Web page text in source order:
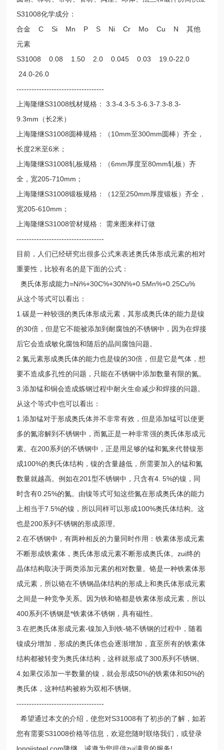
S31008化学成分：
合金 C Si Mn P S Ni Cr Mo Cu N 其他
元素
S31008 0.08 1.50 2.0 0.045 0.03 19.0-22.0
24.0-26.0
-----------------------------------
上海隆继S31008线材规格： 3.3-4.3-5.3-6.3-7.3-8.3-
9.3mm（长2米）
上海隆继S31008圆棒规格：（10mm至300mm圆棒）齐全，
长度2米至6米；
上海隆继S31008轧板规格：（6mm厚度至80mm轧板）齐
全，宽205-710mm；
上海隆继S31008锻板规格：（12至250mm厚度锻板）齐全，
宽205-610mm；
上海隆继S31008管材规格： 需来图来样订做
-----------------------------------
目前，人们已经研究出很多公式来表述奥氏体形成元素的相对
重要性，比较有名的是下面的公式：
奥氏体形成能力=Ni%+30C%+30N%+0.5Mn%+0.25Cu%
从这个等式可以看出：
1.碳是一种较强的奥氏体形成元素，其形成奥氏体的能力是镍
的30倍，但是它不能被添加到耐腐蚀的不锈钢中，因为在焊接
后它会造成敏化腐蚀和随后的晶间腐蚀问题。
2.氮元素形成奥氏体的能力也是镍的30倍，但是它是气体，想
要不造成多孔性的问题，只能在不锈钢中添加数量有限的氮。
3.添加锰和铜会造成炼钢过程中耐火生命减少和焊接的问题。
从这个等式中也可以看出：
1.添加锰对于形成奥氏体并不非常有效，但是添加锰可以使更
多的氮溶解到不锈钢中，而氮正是一种非常强的奥氏体形成元
素。在200系列的不锈钢中，正是用足够的锰和氮来代替镍形
成100%的奥氏体结构，镍的含量越低，所需要加入的锰和氮
数量就越高。例如在201型不锈钢中，只含有4. 5%的镍，同
时含有0.25%的氮。由镍等式可知这些氮在形成奥氏体的能力
上相当于7.5%的镍，所以同样可以形成100%奥氏体结构。这
也是200系列不锈钢的形成原理。
2.在不锈钢中，有两种相反的力量同时作用：铁素体形成元素
不断形成铁素体，奥氏体形成元素不断形成奥氏体。zui终的
晶体结构取决于两类添加元素的相对数量。铬是一种铁素体形
成元素，所以铬在不锈钢晶体结构的形成上和奥氏体形成元素
之间是一种竞争关系。因为铁和铬都是铁素体形成元素，所以
400系列不锈钢是*铁素体不锈钢，具有磁性。
3.在把奥氏体形成元素-镍加入到铁-铬不锈钢的过程中，随着
镍成分增加，形成的奥氏体也会逐渐增加，直至所有的铁素体
结构都被转变为奥氏体结构，这样就形成了300系列不锈钢。
4.如果仅添加一半数量的镍，就会形成50%的铁素体和50%的
奥氏体，这种结构被称为双相不锈钢。
-----------------------------------
希望通过本文的介绍，使您对S31008有了初步的了解，如若
您有需要S31008价格等信息，欢迎您随时联络我们，或登录